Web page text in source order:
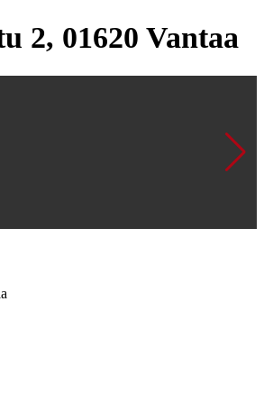
2, 01620 Vantaa